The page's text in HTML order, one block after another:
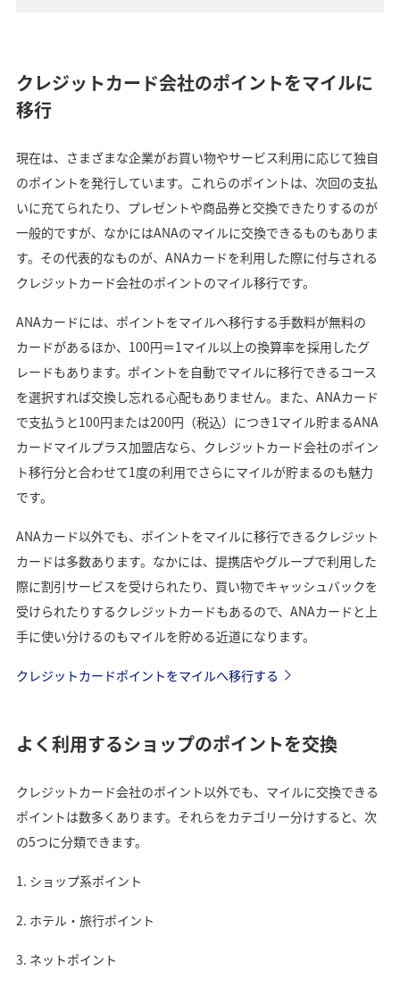
クレジットカード会社のポイントをマイルに
移行
現在は、さまざまな企業がお買い物やサービス利用に応じて独自
のポイントを発行しています。これらのポイントは、次回の支払
いに充てられたり、プレゼントや商品券と交換できたりするのが
一般的ですが、なかにはANAのマイルに交換できるものもありま
す。その代表的なものが、ANAカードを利用した際に付与される
クレジットカード会社のポイントのマイル移行です。
ANAカードには、ポイントをマイルへ移行する手数料が無料の
カードがあるほか、100円＝1マイル以上の換算率を採用したグ
レードもあります。ポイントを自動でマイルに移行できるコース
を選択すれば交換し忘れる心配もありません。また、ANAカード
で支払うと100円または200円（税込）につき1マイル貯まるANA
カードマイルプラス加盟店なら、クレジットカード会社のポイン
ト移行分と合わせて1度の利用でさらにマイルが貯まるのも魅力
です。
ANAカード以外でも、ポイントをマイルに移行できるクレジット
カードは多数あります。なかには、提携店やグループで利用した
際に割引サービスを受けられたり、買い物でキャッシュバックを
受けられたりするクレジットカードもあるので、ANAカードと上
手に使い分けるのもマイルを貯める近道になります。
クレジットカードポイントをマイルへ移行する
よく利用するショップのポイントを交換
クレジットカード会社のポイント以外でも、マイルに交換できる
ポイントは数多くあります。それらをカテゴリー分けすると、次
の5つに分類できます。
ショップ系ポイント
ホテル・旅行ポイント
ネットポイント